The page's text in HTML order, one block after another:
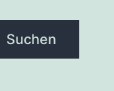
Suchen